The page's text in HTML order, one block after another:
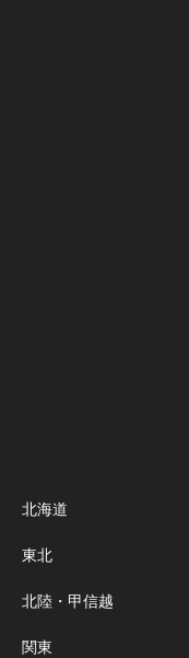
北海道
東北
北陸・甲信越
関東